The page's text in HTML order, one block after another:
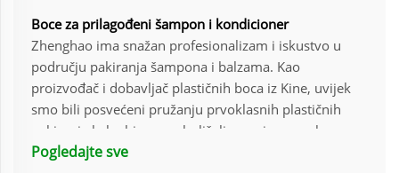
Boce za prilagođeni šampon i kondicioner
Zhenghao ima snažan profesionalizam i iskustvo u
području pakiranja šampona i balzama. Kao
proizvođač i dobavljač plastičnih boca iz Kine, uvijek
smo bili posvećeni pružanju prvoklasnih plastičnih
pakiranja kako bismo poboljšali premium marke za
naše kupce. Nakon 20 godina neumornih napora,
Pogledajte sve